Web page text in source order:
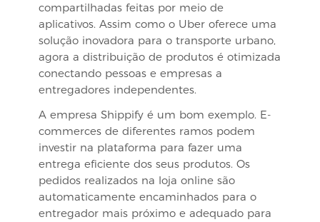
compartilhadas feitas por meio de
aplicativos. Assim como o Uber oferece uma
solução inovadora para o transporte urbano,
agora a distribuição de produtos é otimizada
conectando pessoas e empresas a
entregadores independentes.
A empresa Shippify é um bom exemplo. E-
commerces de diferentes ramos podem
investir na plataforma para fazer uma
entrega eficiente dos seus produtos. Os
pedidos realizados na loja online são
automaticamente encaminhados para o
entregador mais próximo e adequado para